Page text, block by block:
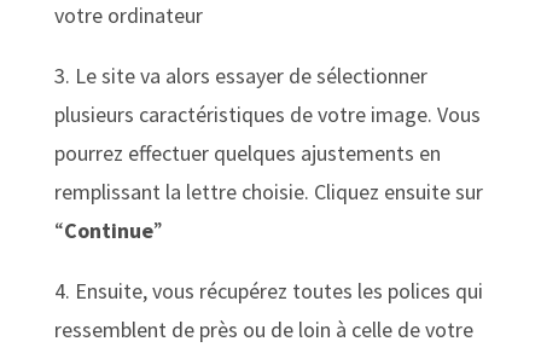
votre ordinateur
3. Le site va alors essayer de sélectionner
plusieurs caractéristiques de votre image. Vous
pourrez effectuer quelques ajustements en
remplissant la lettre choisie. Cliquez ensuite sur
“Continue”
4. Ensuite, vous récupérez toutes les polices qui
ressemblent de près ou de loin à celle de votre